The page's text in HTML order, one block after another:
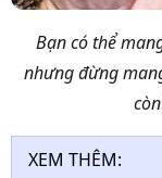
Bạn có thể
nhưng đừng
XEM THÊM: